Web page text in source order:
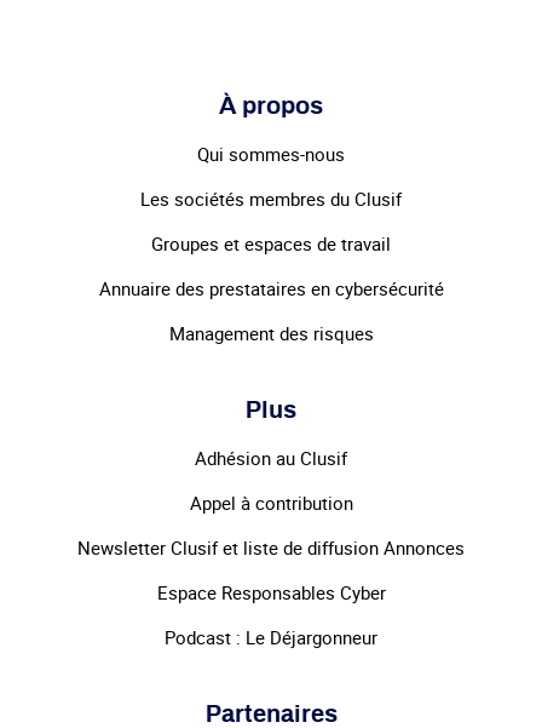
À propos
Qui sommes-nous
Les sociétés membres du Clusif
Groupes et espaces de travail
Annuaire des prestataires en cybersécurité
Management des risques
Plus
Adhésion au Clusif
Appel à contribution
Newsletter Clusif et liste de diffusion Annonces
Espace Responsables Cyber
Podcast : Le Déjargonneur
Partenaires